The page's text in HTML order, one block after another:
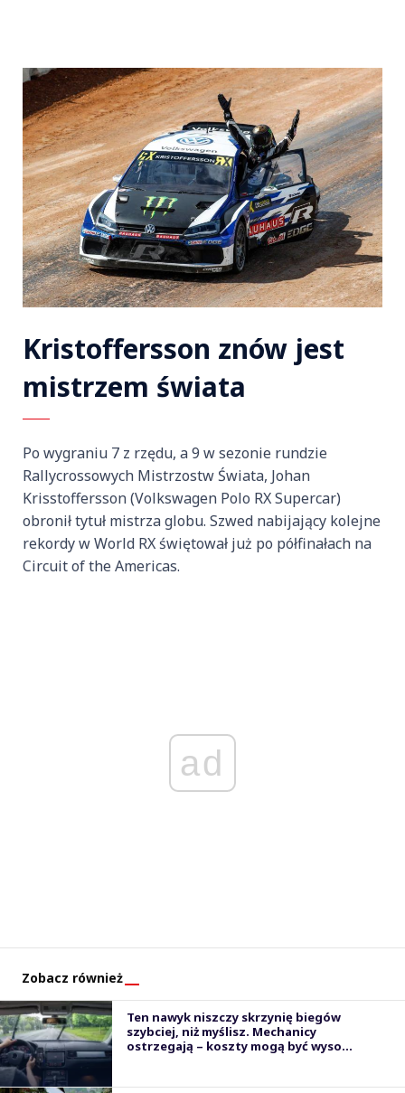
Kristoffersson znów jest
mistrzem świata
Po wygraniu 7 z rzędu, a 9 w sezonie rundzie
Rallycrossowych Mistrzostw Świata, Johan
Krisstoffersson (Volkswagen Polo RX Supercar)
obronił tytuł mistrza globu. Szwed nabijający kolejne
rekordy w World RX świętował już po półfinałach na
Circuit of the Americas.
ad
Zobacz również
Ten nawyk niszczy skrzynię biegów
szybciej, niż myślisz. Mechanicy
ostrzegają – koszty mogą być wyso...